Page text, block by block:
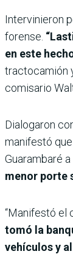
Intervinieron
forense.
en este
tractocamión
comisario
Dialogaron
manifestó
Guarambaré
menor porte
“Manifestó el
tomó la
vehículos y